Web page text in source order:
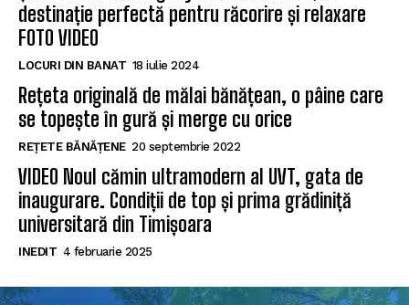
destinație perfectă pentru răcorire și relaxare
FOTO VIDEO
LOCURI DIN BANAT 18 iulie 2024
Rețeta originală de mălai bănățean, o pâine care
se topește în gură și merge cu orice
REȚETE BĂNĂȚENE 20 septembrie 2022
VIDEO Noul cămin ultramodern al UVT, gata de
inaugurare. Condiții de top și prima grădiniță
universitară din Timișoara
INEDIT 4 februarie 2025